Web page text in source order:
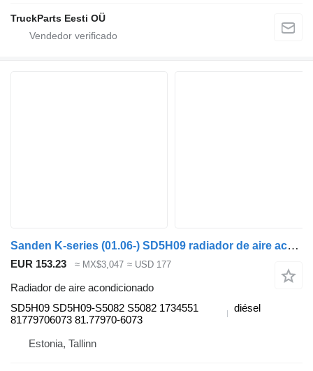
TruckParts Eesti OÜ
Sanden K-series (01.06-) SD5H09 radiador de aire acondicionado para Scania K,N,F-series bus (2006-) autobús
EUR 153.23 ≈ MX$3,047 ≈ USD 177
Radiador de aire acondicionado
SD5H09 SD5H09-S5082 S5082 1734551
81779706073 81.77970-6073
diésel
Estonia, Tallinn